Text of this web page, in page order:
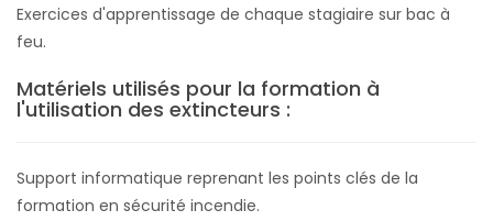
Exercices d'apprentissage de chaque stagiaire sur bac à
feu.
Matériels utilisés pour la formation à
l'utilisation des extincteurs :
Support informatique reprenant les points clés de la
formation en sécurité incendie.